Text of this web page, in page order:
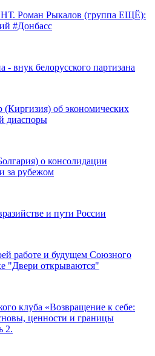
Роман Рыкалов (группа ЕЩЁ):
#Донбасс
внук белорусского партизана
об экономических
диаспоры
о консолидации
за рубежом
и пути России
работе и будущем Союзного
"Двери открываются"
клуба «Возвращение к себе:
ценности и границы
2.